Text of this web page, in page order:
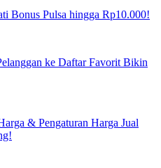
Bonus Pulsa hingga Rp10.000!
ke Daftar Favorit Bikin
& Pengaturan Harga Jual